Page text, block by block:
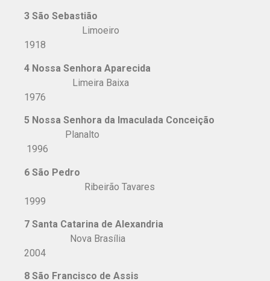
3 São Sebastião
Limoeiro
1918
4 Nossa Senhora Aparecida
Limeira Baixa
1976
5 Nossa Senhora da Imaculada Conceição
Planalto
1996
6 São Pedro
Ribeirão Tavares
1999
7 Santa Catarina de Alexandria
Nova Brasília
2004
8 São Francisco de Assis